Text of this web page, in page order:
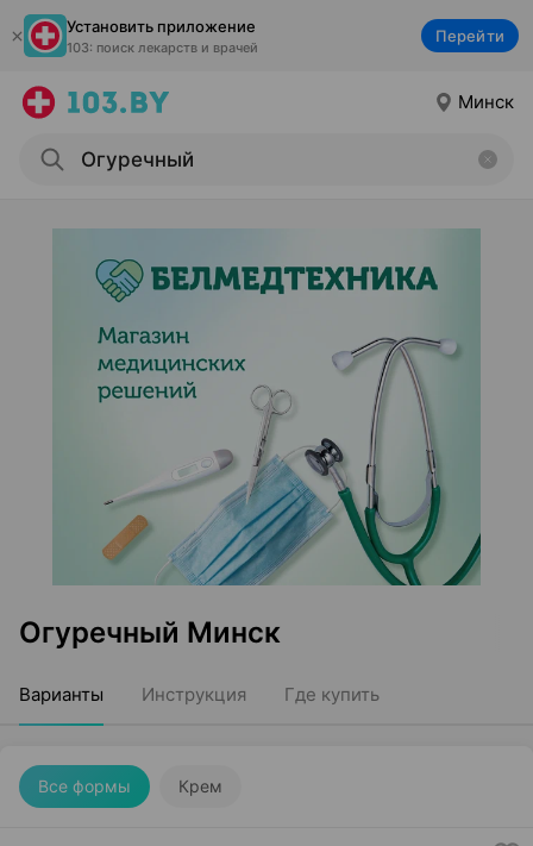
Установить приложение
103: поиск лекарств и врачей
Перейти
Минск
Огуречный Минск
Варианты Инструкция Где купить
Все формы Крем